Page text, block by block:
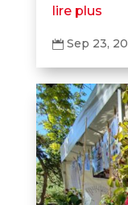
lire plus
 Sep 23,